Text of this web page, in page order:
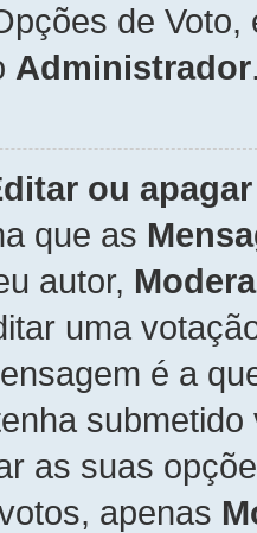
de
Administrador
ou
que as
autor,
uma
é a
as suas
apenas